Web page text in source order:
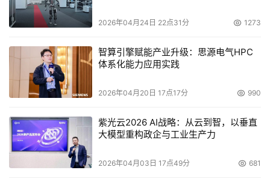
2026年04月24日 22点31分 1273
智算引擎赋能产业升级：思源电气HPC
体系化能力应用实践
2026年04月20日 17点17分 990
紫光云2026 AI战略：从云到智，以垂直
大模型重构政企与工业生产力
2026年04月03日 17点49分 681